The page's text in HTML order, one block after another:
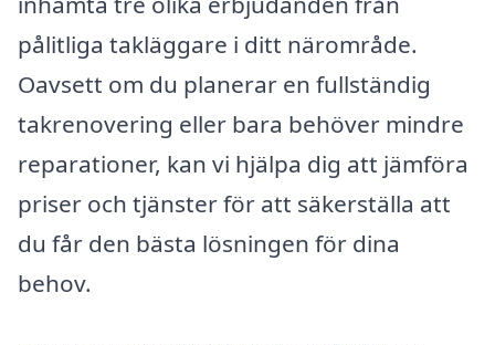
pålitliga takläggare i ditt närområde.
Oavsett om du planerar en fullständig
takrenovering eller bara behöver mindre
reparationer, kan vi hjälpa dig att jämföra
priser och tjänster för att säkerställa att
du får den bästa lösningen för dina
behov.